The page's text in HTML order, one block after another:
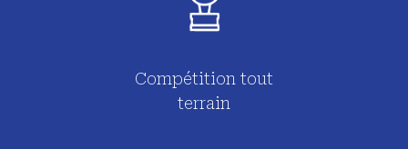
Compétition tout
terrain